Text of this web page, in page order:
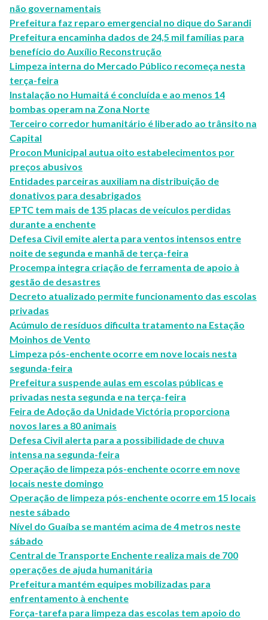
não governamentais
Prefeitura faz reparo emergencial no dique do Sarandi
Prefeitura encaminha dados de 24,5 mil famílias para
benefício do Auxílio Reconstrução
Limpeza interna do Mercado Público recomeça nesta
terça-feira
Instalação no Humaitá é concluída e ao menos 14
bombas operam na Zona Norte
Terceiro corredor humanitário é liberado ao trânsito na
Capital
Procon Municipal autua oito estabelecimentos por
preços abusivos
Entidades parceiras auxiliam na distribuição de
donativos para desabrigados
EPTC tem mais de 135 placas de veículos perdidas
durante a enchente
Defesa Civil emite alerta para ventos intensos entre
noite de segunda e manhã de terça-feira
Procempa integra criação de ferramenta de apoio à
gestão de desastres
Decreto atualizado permite funcionamento das escolas
privadas
Acúmulo de resíduos dificulta tratamento na Estação
Moinhos de Vento
Limpeza pós-enchente ocorre em nove locais nesta
segunda-feira
Prefeitura suspende aulas em escolas públicas e
privadas nesta segunda e na terça-feira
Feira de Adoção da Unidade Victória proporciona
novos lares a 80 animais
Defesa Civil alerta para a possibilidade de chuva
intensa na segunda-feira
Operação de limpeza pós-enchente ocorre em nove
locais neste domingo
Operação de limpeza pós-enchente ocorre em 15 locais
neste sábado
Nível do Guaíba se mantém acima de 4 metros neste
sábado
Central de Transporte Enchente realiza mais de 700
operações de ajuda humanitária
Prefeitura mantém equipes mobilizadas para
enfrentamento à enchente
Força-tarefa para limpeza das escolas tem apoio do